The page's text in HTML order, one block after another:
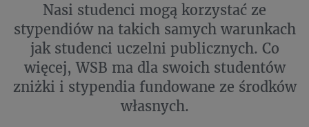
Nasi studenci mogą korzystać ze
stypendiów na takich samych warunkach
jak studenci uczelni publicznych. Co
więcej, WSB ma dla swoich studentów
zniżki i stypendia fundowane ze środków
własnych.